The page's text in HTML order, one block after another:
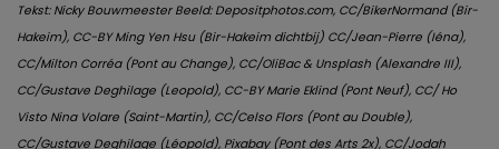
Tekst: Nicky Bouwmeester Beeld: Depositphotos.com, CC/BikerNormand (Bir-
Hakeim), CC-BY Ming Yen Hsu (Bir-Hakeim dichtbij) CC/Jean-Pierre (Iéna),
CC/Milton Corréa (Pont au Change), CC/OliBac & Unsplash (Alexandre III),
CC/Gustave Deghilage (Leopold), CC-BY Marie Eklind (Pont Neuf), CC/ Ho
Visto Nina Volare (Saint-Martin), CC/Celso Flors (Pont au Double),
CC/Gustave Deghilage (Léopold), Pixabay (Pont des Arts 2x), CC/Jodah